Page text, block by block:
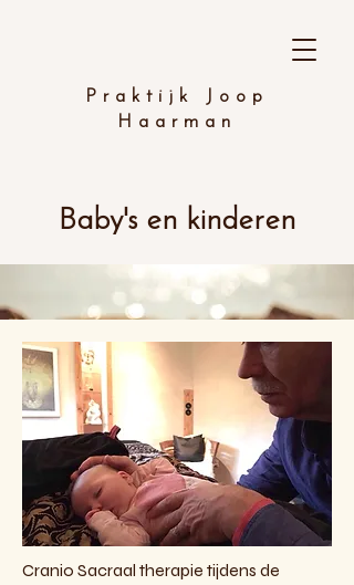
Praktijk Joop
Haarman
Baby's en kinderen
Cranio Sacraal therapie tijdens de